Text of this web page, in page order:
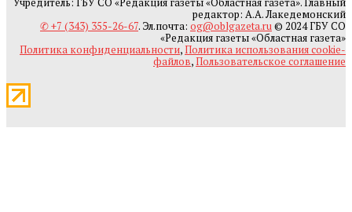
редактор: А.А. Лакедемонский
✆ +7 (343) 355-26-67. Эл.почта: og@oblgazeta.ru© 2024 ГБУ СО
«Редакция газеты «Областная газета»
Политика конфиденциальности,Политика использования cookie-
файлов,Пользовательское соглашение